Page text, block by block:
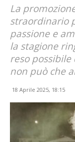
La
straordinario
passione e
la stagione
reso possibile
non può che
18 Aprile 2025, 18:15